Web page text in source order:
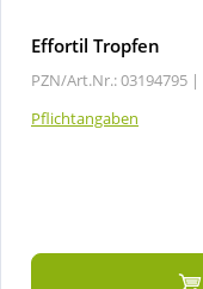
Effortil Tropfen
PZN/Art.Nr.: 03194795 |
Pflichtangaben